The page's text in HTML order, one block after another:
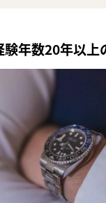
年数20年以上